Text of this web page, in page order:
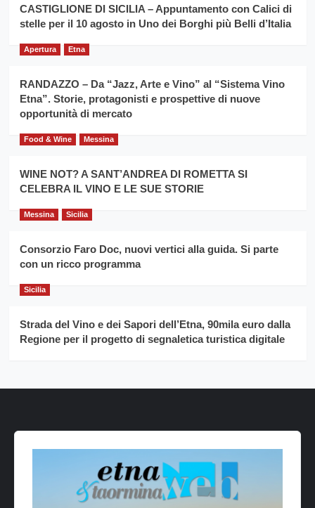
la
filiera
grano
per
il
anno
Franco
Caruso
CASTIGLIONE DI SICILIA – Appuntamento con Calici di
stelle per il 10 agosto in Uno dei Borghi più Belli d’Italia
Apertura Etna
RANDAZZO – Da “Jazz, Arte e Vino” al “Sistema Vino
Etna”. Storie, protagonisti e prospettive di nuove
opportunità di mercato
Food & Wine Messina
WINE NOT? A SANT’ANDREA DI ROMETTA SI
CELEBRA IL VINO E LE SUE STORIE
Messina Sicilia
Consorzio Faro Doc, nuovi vertici alla guida. Si parte
con un ricco programma
Sicilia
Strada del Vino e dei Sapori dell’Etna, 90mila euro dalla
Regione per il progetto di segnaletica turistica digitale